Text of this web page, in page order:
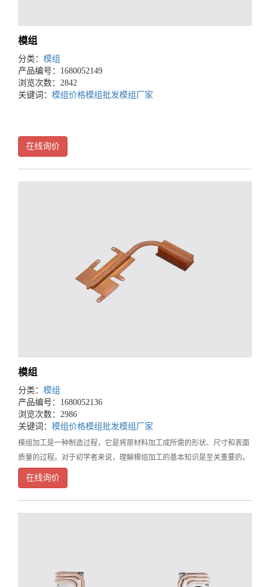
模组
分类： 模组
产品编号：1680052149
浏览次数：2842
关键词： 模组价格模组批发模组厂家
在线询价
模组
分类： 模组
产品编号：1680052136
浏览次数：2986
关键词： 模组价格模组批发模组厂家
模组加工是一种制造过程，它是将原材料加工成所需的形状、尺寸和表面
质量的过程。对于初学者来说，理解模组加工的基本知识是至关重要的。
本文将介绍模组加工的基础知识，以便初学者了解这个领域的基础知识。
1.材料在模组加工过程中，最重要的是原材料。材
在线询价